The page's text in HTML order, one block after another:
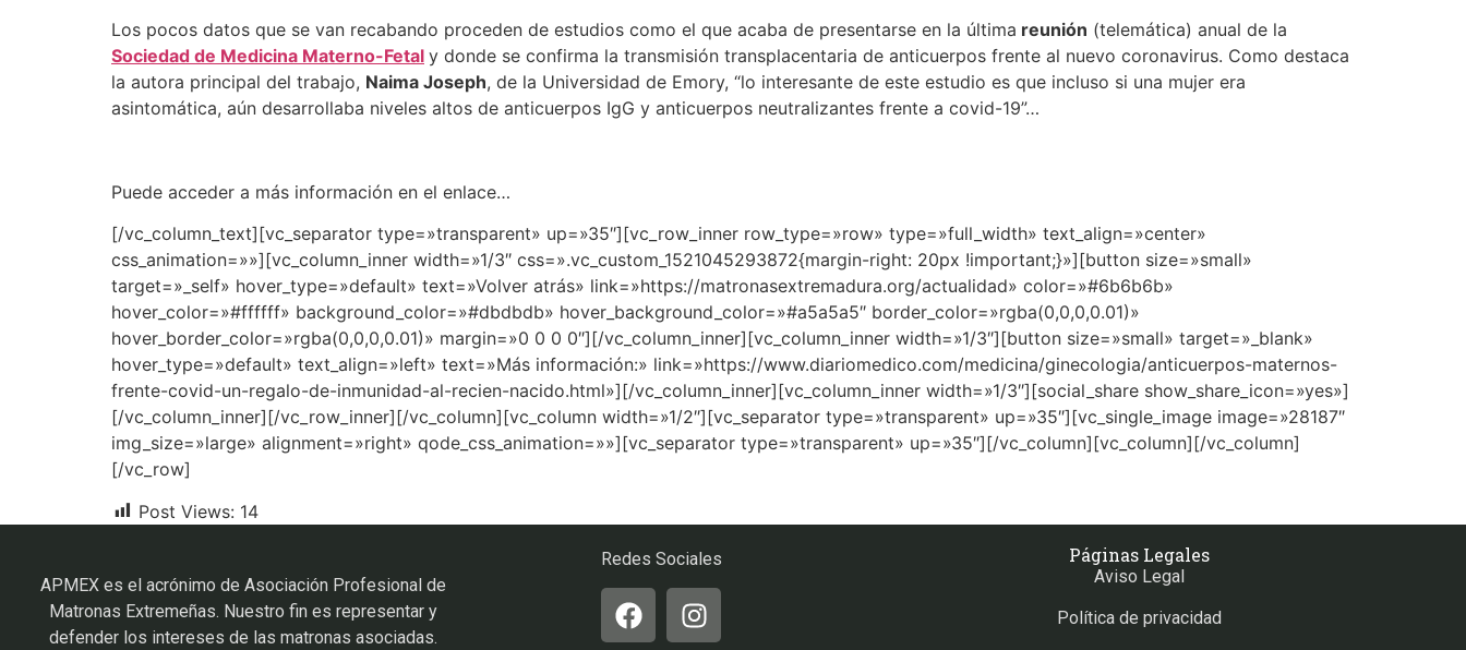
Los pocos datos que se van recabando proceden de estudios como el que acaba de presentarse en la última reunión (telemática) anual de la
Sociedad de Medicina Materno-Fetal y donde se confirma la transmisión transplacentaria de anticuerpos frente al nuevo coronavirus. Como destaca
la autora principal del trabajo, Naima Joseph, de la Universidad de Emory, “lo interesante de este estudio es que incluso si una mujer era
asintomática, aún desarrollaba niveles altos de anticuerpos IgG y anticuerpos neutralizantes frente a covid-19”…
Puede acceder a más información en el enlace…
[/vc_column_text][vc_separator type=»transparent» up=»35″][vc_row_inner row_type=»row» type=»full_width» text_align=»center»
css_animation=»»][vc_column_inner width=»1/3″ css=».vc_custom_1521045293872{margin-right: 20px !important;}»][button size=»small»
target=»_self» hover_type=»default» text=»Volver atrás» link=»https://matronasextremadura.org/actualidad» color=»#6b6b6b»
hover_color=»#ffffff» background_color=»#dbdbdb» hover_background_color=»#a5a5a5″ border_color=»rgba(0,0,0,0.01)»
hover_border_color=»rgba(0,0,0,0.01)» margin=»0 0 0 0″][/vc_column_inner][vc_column_inner width=»1/3″][button size=»small» target=»_blank»
hover_type=»default» text_align=»left» text=»Más información:» link=»https://www.diariomedico.com/medicina/ginecologia/anticuerpos-maternos-
frente-covid-un-regalo-de-inmunidad-al-recien-nacido.html»][/vc_column_inner][vc_column_inner width=»1/3″][social_share show_share_icon=»yes»]
[/vc_column_inner][/vc_row_inner][/vc_column][vc_column width=»1/2″][vc_separator type=»transparent» up=»35″][vc_single_image image=»28187″
img_size=»large» alignment=»right» qode_css_animation=»»][vc_separator type=»transparent» up=»35″][/vc_column][vc_column][/vc_column]
[/vc_row]
Post Views: 14
APMEX es el acrónimo de Asociación Profesional de
Matronas Extremeñas. Nuestro fin es representar y
defender los intereses de las matronas asociadas.
Redes Sociales Páginas Legales
Aviso Legal
Política de privacidad